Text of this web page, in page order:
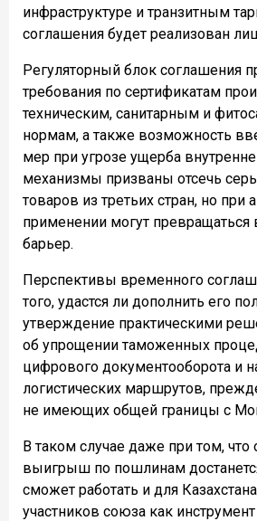
инфраструктуре и транзитным
соглашения будет реализован
Регуляторный блок соглашения
требования по сертификатам
техническим, санитарным и
нормам, а также возможность
мер при угрозе ущерба
механизмы призваны отсечь
товаров из третьих стран, но при
применении могут
барьер.
Перспективы временного
того, удастся ли дополнить его
утверждение практическими
об упрощении таможенных
цифрового документооборота и
логистических маршрутов,
не имеющих общей границы с
В таком случае даже при том,
выигрыш по пошлинам
сможет работать и для
участников союза как